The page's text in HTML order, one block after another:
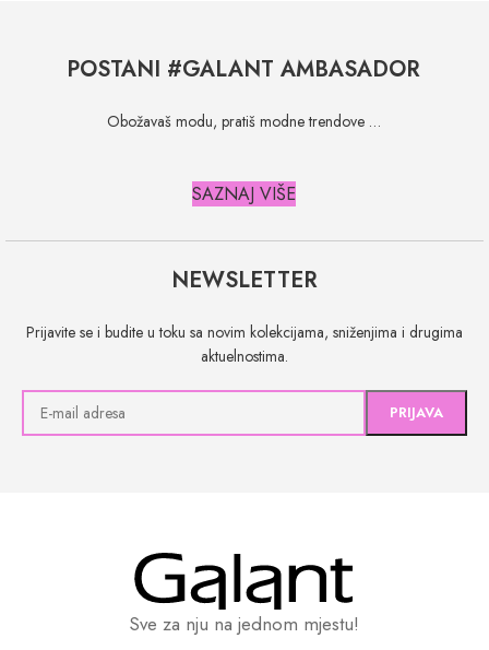
POSTANI #GALANT AMBASADOR
Obožavaš modu, pratiš modne trendove …
SAZNAJ VIŠE
NEWSLETTER
Prijavite se i budite u toku sa novim kolekcijama, sniženjima i drugima
aktuelnostima.
Sve za nju na jednom mjestu!